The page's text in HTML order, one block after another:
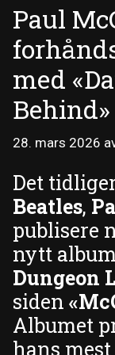
Paul
med
Behind»
28. mars 2026
Det
Beatles,
publisere
nytt
Dungeon
siden
Albumet
hans